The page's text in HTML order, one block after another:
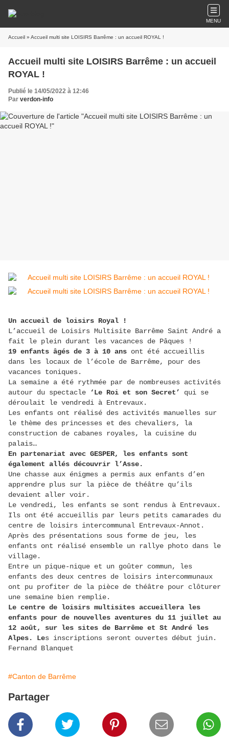
MENU
Accueil » Accueil multi site LOISIRS Barrême : un accueil ROYAL !
Accueil multi site LOISIRS Barrême : un accueil
ROYAL !
Publié le 14/05/2022 à 12:46
Par verdon-info
Un accueil de loisirs Royal !
L’accueil de Loisirs Multisite Barrême Saint André a
fait le plein durant les vacances de Pâques !
19 enfants âgés de 3 à 10 ans ont été accueillis
dans les locaux de l’école de Barrême, pour des
vacances toniques.
La semaine a été rythmée par de nombreuses activités
autour du spectacle
‘Le Roi et son Secret’ qui se
déroulait le vendredi à Entrevaux.
Les enfants ont réalisé des activités manuelles sur
le thème des princesses et des chevaliers, la
construction de cabanes royales, la cuisine du
palais…
En partenariat avec GESPER, les enfants sont
également allés découvrir l’Asse.
Une chasse aux énigmes a permis aux enfants d’en
apprendre plus sur la pièce de théâtre qu’ils
devaient aller voir.
Le vendredi, les enfants se sont rendus à Entrevaux.
Ils ont été accueillis par leurs petits camarades du
centre de loisirs intercommunal Entrevaux-Annot.
Après des présentations sous forme de jeu, les
enfants ont réalisé ensemble un rallye photo dans le
village.
Entre un pique-nique et un goûter commun, les
enfants des deux centres de loisirs intercommunaux
ont pu profiter de la pièce de théâtre pour clôturer
une semaine bien remplie.
Le centre de loisirs multisites accueillera les
enfants pour de nouvelles aventures du 11 juillet au
12 août, sur les sites de Barrême et St André les
Alpes. Les inscriptions seront ouvertes début juin.
Fernand Blanquet
#Canton de Barrême
Partager